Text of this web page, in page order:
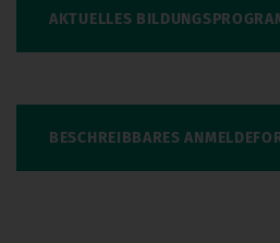
AKTUELLES
BESCHREIBBARES